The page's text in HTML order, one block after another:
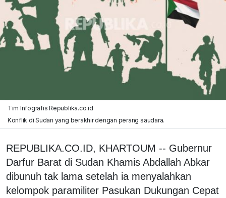
Tim Infografis Republika.co.id
Konflik di Sudan yang berakhir dengan perang saudara.
REPUBLIKA.CO.ID, KHARTOUM -- Gubernur
Darfur Barat di Sudan Khamis Abdallah Abkar
dibunuh tak lama setelah ia menyalahkan
kelompok paramiliter Pasukan Dukungan Cepat